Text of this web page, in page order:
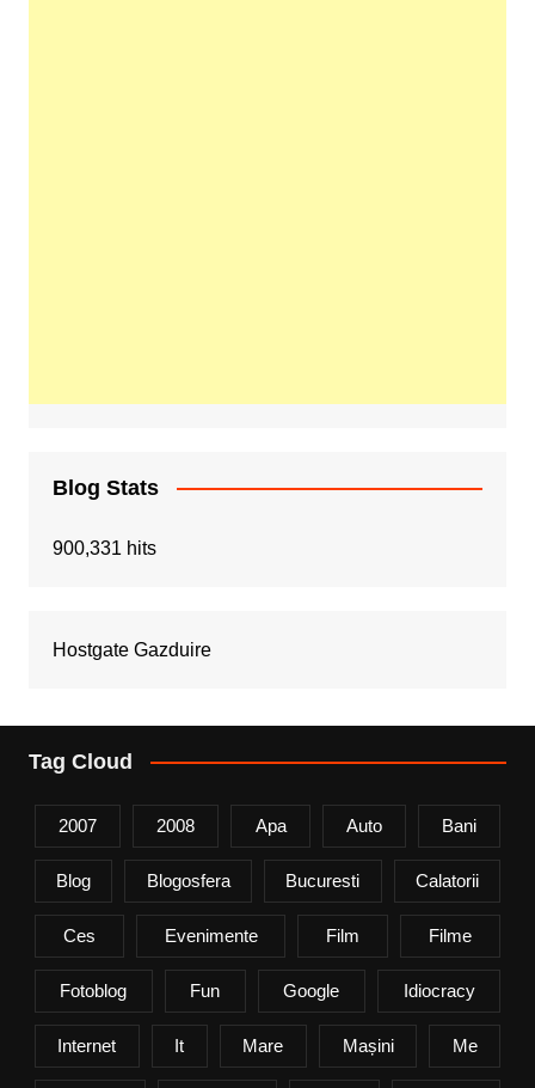
Blog Stats
900,331 hits
Hostgate Gazduire
Tag Cloud
2007 2008 Apa Auto Bani
Blog Blogosfera Bucuresti Calatorii
Ces Evenimente Film Filme
Fotoblog Fun Google Idiocracy
Internet It Mare Mașini Me